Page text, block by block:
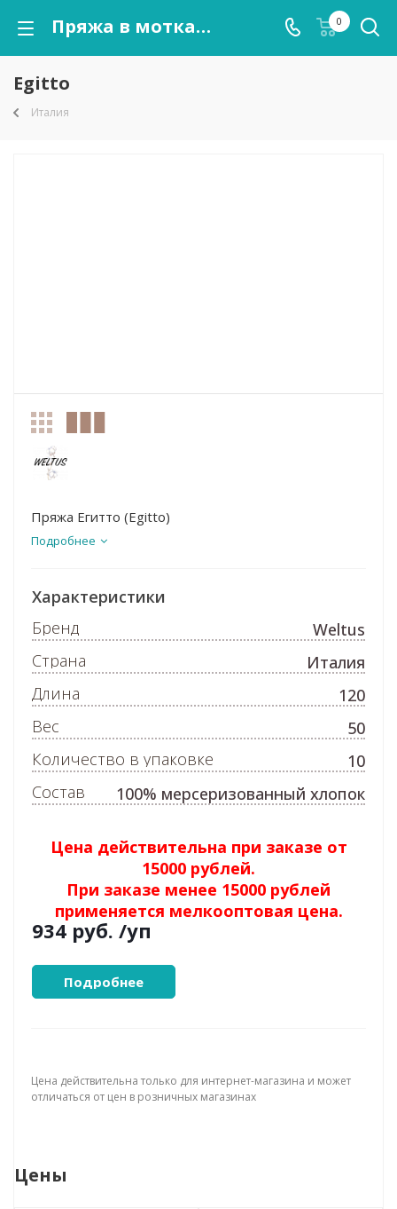
Пряжа в мотках Egitto оптом от kutnor.ru 0
Egitto
Италия
Пряжа Егитто (Egitto)
Подробнее
Цена действительна при заказе от
15000 рублей.
При заказе менее 15000 рублей
применяется мелкооптовая цена.
934 руб. /уп
Подробнее
Характеристики
Бренд
Weltus
Страна
Италия
Длина
120
Вес
50
Количество в упаковке
10
Состав
100% мерсеризованный хлопок
Цена действительна только для интернет-магазина и может
отличаться от цен в розничных магазинах
Цены